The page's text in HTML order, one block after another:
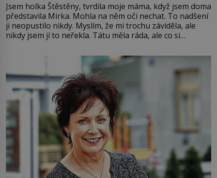
Jsem holka Štěstěny, tvrdila moje máma, když jsem doma
představila Mirka. Mohla na něm oči nechat. To nadšení
ji neopustilo nikdy. Myslím, že mi trochu záviděla, ale
nikdy jsem jí to neřekla. Tátu měla ráda, ale co si
Jsme spolu moc rádi Tehdy byla jiná doba, když